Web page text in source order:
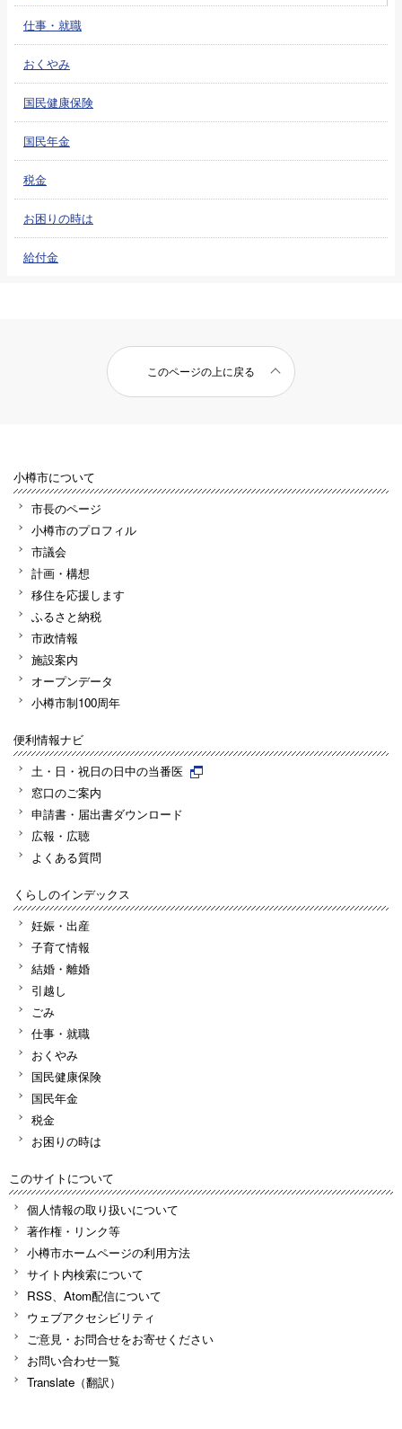
仕事・就職
おくやみ
国民健康保険
国民年金
税金
お困りの時は
給付金
このページの上に戻る
小樽市について
市長のページ
小樽市のプロフィル
市議会
計画・構想
移住を応援します
ふるさと納税
市政情報
施設案内
オープンデータ
小樽市制100周年
便利情報ナビ
土・日・祝日の日中の当番医
窓口のご案内
申請書・届出書ダウンロード
広報・広聴
よくある質問
くらしのインデックス
妊娠・出産
子育て情報
結婚・離婚
引越し
ごみ
仕事・就職
おくやみ
国民健康保険
国民年金
税金
お困りの時は
このサイトについて
個人情報の取り扱いについて
著作権・リンク等
小樽市ホームページの利用方法
サイト内検索について
RSS、Atom配信について
ウェブアクセシビリティ
ご意見・お問合せをお寄せください
お問い合わせ一覧
Translate（翻訳）